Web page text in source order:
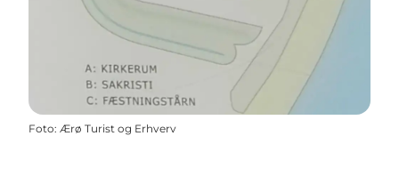
Foto: Ærø Turist og Erhverv